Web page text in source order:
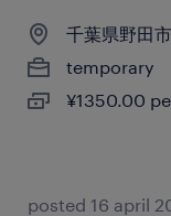
千葉県野田
temporary
¥1350.00
posted 16 april